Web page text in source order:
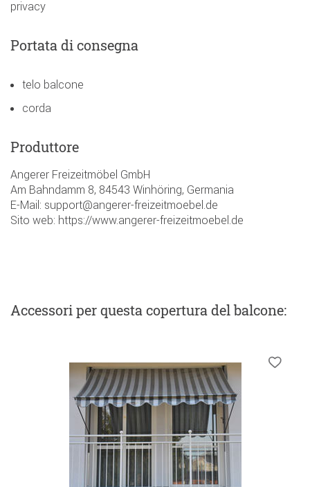
privacy
Portata di consegna
telo balcone
corda
Produttore
Angerer Freizeitmöbel GmbH
Am Bahndamm 8, 84543 Winhöring, Germania
E-Mail: support@angerer-freizeitmoebel.de
Sito web: https://www.angerer-freizeitmoebel.de
Accessoriper questa copertura del balcone: